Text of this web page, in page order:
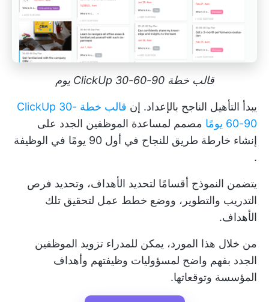
قالب خطة ClickUp 30-60-90 يوم
يبدأ التأهيل الناجح بالإعداد. إن
قالب خطة ClickUp 30-
60-90 يومًا
مصمم لمساعدة الموظفين الجدد على
إنشاء خارطة طريق للنجاح في أول 90 يومًا في الوظيفة
.
يتضمن النموذج أقسامًا لتحديد الأهداف، وتحديد فرص
التدريب والتطوير، ووضع خطط عمل لتحقيق تلك
الأهداف.
من خلال هذا المورد، يمكن للمدراء تزويد الموظفين
الجدد بفهم واضح لمسؤوليات وظيفتهم وأهداف
المؤسسة وتوقعاتها.